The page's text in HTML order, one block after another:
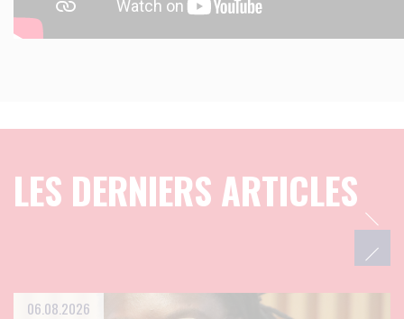
LES DERNIERS ARTICLES
06.08.2026